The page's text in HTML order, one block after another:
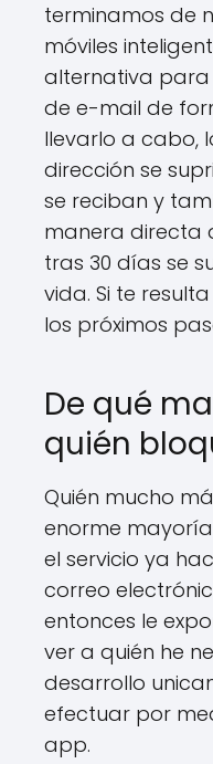
terminamos de
móviles
alternativa para
de e-mail de
llevarlo a cabo,
dirección se
se reciban y
manera directa
tras 30 días se
vida. Si te
los próximos
De qué
quién
Quién mucho
enorme
el servicio ya
correo
entonces le
ver a quién he
desarrollo
efectuar por
app.